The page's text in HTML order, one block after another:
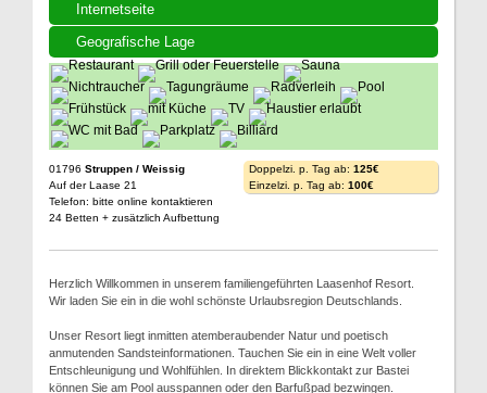
Internetseite
Geografische Lage
01796 Struppen / Weissig
Auf der Laase 21
Telefon: bitte online kontaktieren
24 Betten + zusätzlich Aufbettung
Doppelzi. p. Tag ab: 125€
Einzelzi. p. Tag ab: 100€
Herzlich Willkommen in unserem familiengeführten Laasenhof Resort.
Wir laden Sie ein in die wohl schönste Urlaubsregion Deutschlands.
Unser Resort liegt inmitten atemberaubender Natur und poetisch
anmutenden Sandsteinformationen. Tauchen Sie ein in eine Welt voller
Entschleunigung und Wohlfühlen. In direktem Blickkontakt zur Bastei
können Sie am Pool ausspannen oder den Barfußpad bezwingen.